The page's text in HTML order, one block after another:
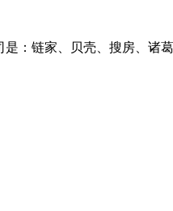
：链家、贝壳、搜房、